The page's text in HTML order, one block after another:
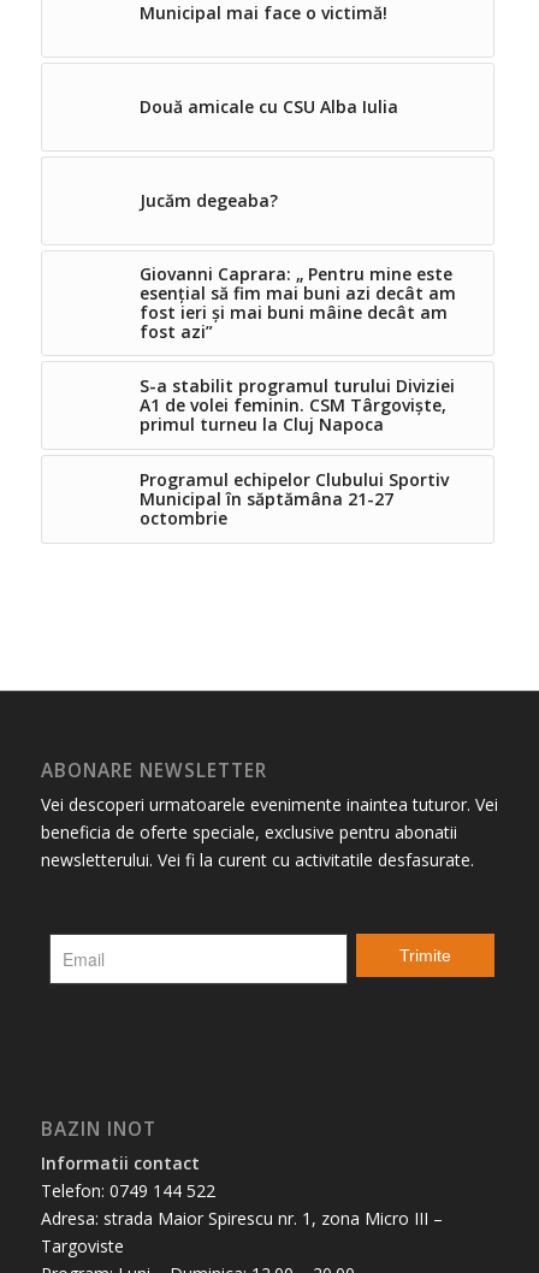
Municipal mai face o victimă!
Două amicale cu CSU Alba Iulia
Jucăm degeaba?
Giovanni Caprara: „ Pentru mine este
esențial să fim mai buni azi decât am
fost ieri și mai buni mâine decât am
fost azi”
S-a stabilit programul turului Diviziei
A1 de volei feminin. CSM Târgoviște,
primul turneu la Cluj Napoca
Programul echipelor Clubului Sportiv
Municipal în săptămâna 21-27
octombrie
ABONARE NEWSLETTER
Vei descoperi urmatoarele evenimente inaintea tuturor. Vei
beneficia de oferte speciale, exclusive pentru abonatii
newsletterului. Vei fi la curent cu activitatile desfasurate.
BAZIN INOT
Informatii contact
Telefon: 0749 144 522
Adresa: strada Maior Spirescu nr. 1, zona Micro III –
Targoviste